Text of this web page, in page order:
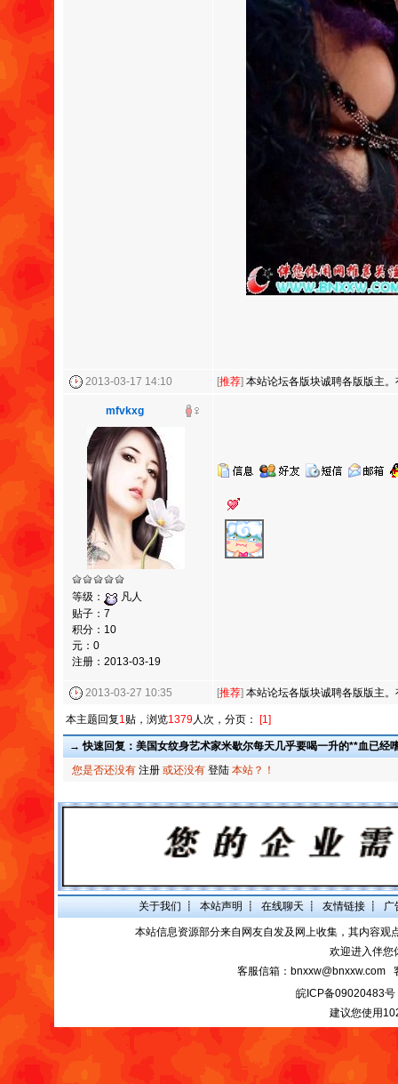
2013-03-17 14:10 [推荐] 本站论坛各版块诚聘各版版主
mfvkxg
等级：
凡人
贴子：7
积分：10
元：0
注册：2013-03-19
2013-03-27 10:35 [推荐] 本站论坛各版块诚聘各版版主
本主题回复1贴，浏览1379人次，分页： [1]
→ 快速回复：美国女纹身艺术家米歇尔每天几乎要喝一升的**血已经
您是否还没有 注册 或还没有 登陆 本站？！
关于我们 ┋ 本站声明 ┋ 在线聊天 ┋ 友情链接 ┋ 广
本站信息资源部分来自网友自发及网上收集，其内容
欢迎进入伴您
客服信箱：bnxxw@bnxxw.com
皖ICP备09020483号
建议您使用